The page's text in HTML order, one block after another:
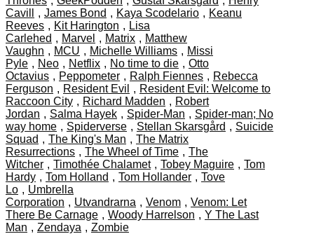
Cavill
, James Bond , Kaya Scodelario , Keanu
Reeves , Kit Harington , Lisa
Carlehed , Marvel , Matrix , Matthew
Vaughn , MCU , Michelle Williams , Missi
Pyle , Neo , Netflix , No time to die , Otto
Octavius , Peppometer , Ralph Fiennes , Rebecca
Ferguson , Resident Evil , Resident Evil: Welcome to
Raccoon City , Richard Madden , Robert
Jordan , Salma Hayek , Spider-Man , Spider-man; No
way home , Spiderverse , Stellan Skarsgård , Suicide
Squad , The King's Man , The Matrix
Resurrections , The Wheel of Time , The
Witcher , Timothée Chalamet , Tobey Maguire , Tom
Hardy , Tom Holland , Tom Hollander , Tove
Lo , Umbrella
Corporation , Utvandrarna , Venom , Venom: Let
There Be Carnage , Woody Harrelson , Y The Last
Man , Zendaya , Zombie